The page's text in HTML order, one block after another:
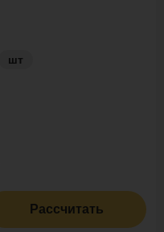
шт
Рассчитать